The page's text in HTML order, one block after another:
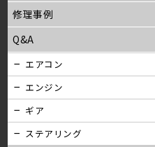
修理事例
Q&A
エアコン
エンジン
ギア
ステアリング